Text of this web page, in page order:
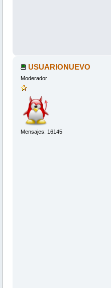
USUARIONUEVO
Moderador
Mensajes: 16145